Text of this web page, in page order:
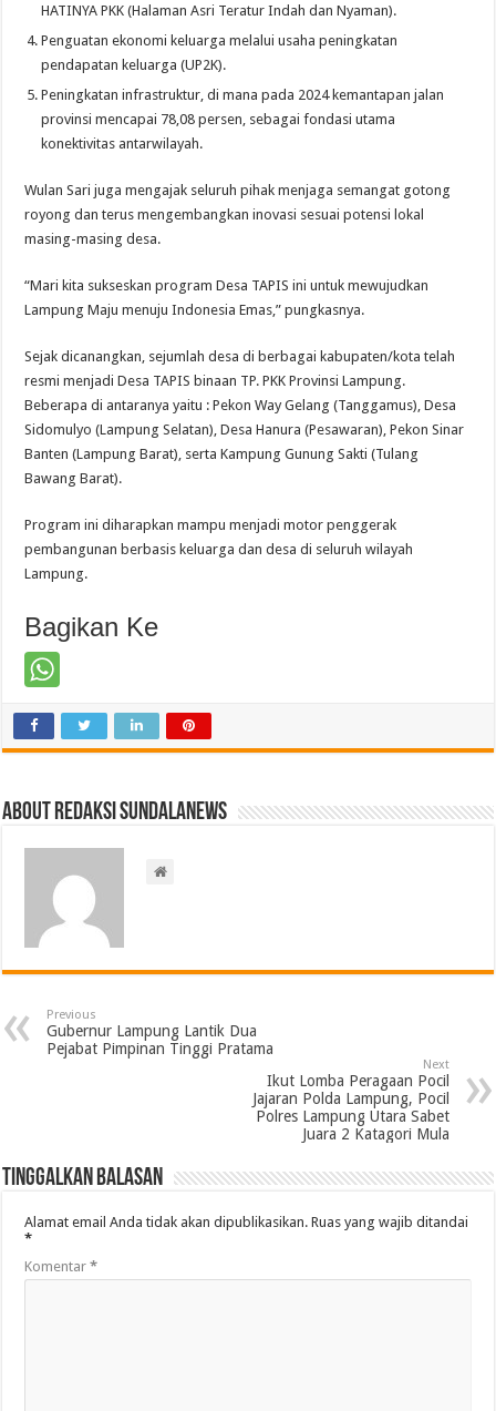
HATINYA PKK (Halaman Asri Teratur Indah dan Nyaman).
Penguatan ekonomi keluarga melalui usaha peningkatan
pendapatan keluarga (UP2K).
Peningkatan infrastruktur, di mana pada 2024 kemantapan jalan
provinsi mencapai 78,08 persen, sebagai fondasi utama
konektivitas antarwilayah.
Wulan Sari juga mengajak seluruh pihak menjaga semangat gotong
royong dan terus mengembangkan inovasi sesuai potensi lokal
masing-masing desa.
“Mari kita sukseskan program Desa TAPIS ini untuk mewujudkan
Lampung Maju menuju Indonesia Emas,” pungkasnya.
Sejak dicanangkan, sejumlah desa di berbagai kabupaten/kota telah
resmi menjadi Desa TAPIS binaan TP. PKK Provinsi Lampung.
Beberapa di antaranya yaitu : Pekon Way Gelang (Tanggamus), Desa
Sidomulyo (Lampung Selatan), Desa Hanura (Pesawaran), Pekon Sinar
Banten (Lampung Barat), serta Kampung Gunung Sakti (Tulang
Bawang Barat).
Program ini diharapkan mampu menjadi motor penggerak
pembangunan berbasis keluarga dan desa di seluruh wilayah
Lampung.
Bagikan Ke
About Redaksi Sundalanews
Previous
Gubernur Lampung Lantik Dua
Pejabat Pimpinan Tinggi Pratama
Next
Ikut Lomba Peragaan Pocil
Jajaran Polda Lampung, Pocil
Polres Lampung Utara Sabet
Juara 2 Katagori Mula
Tinggalkan Balasan
Alamat email Anda tidak akan dipublikasikan. Ruas yang wajib ditandai
*
Komentar*